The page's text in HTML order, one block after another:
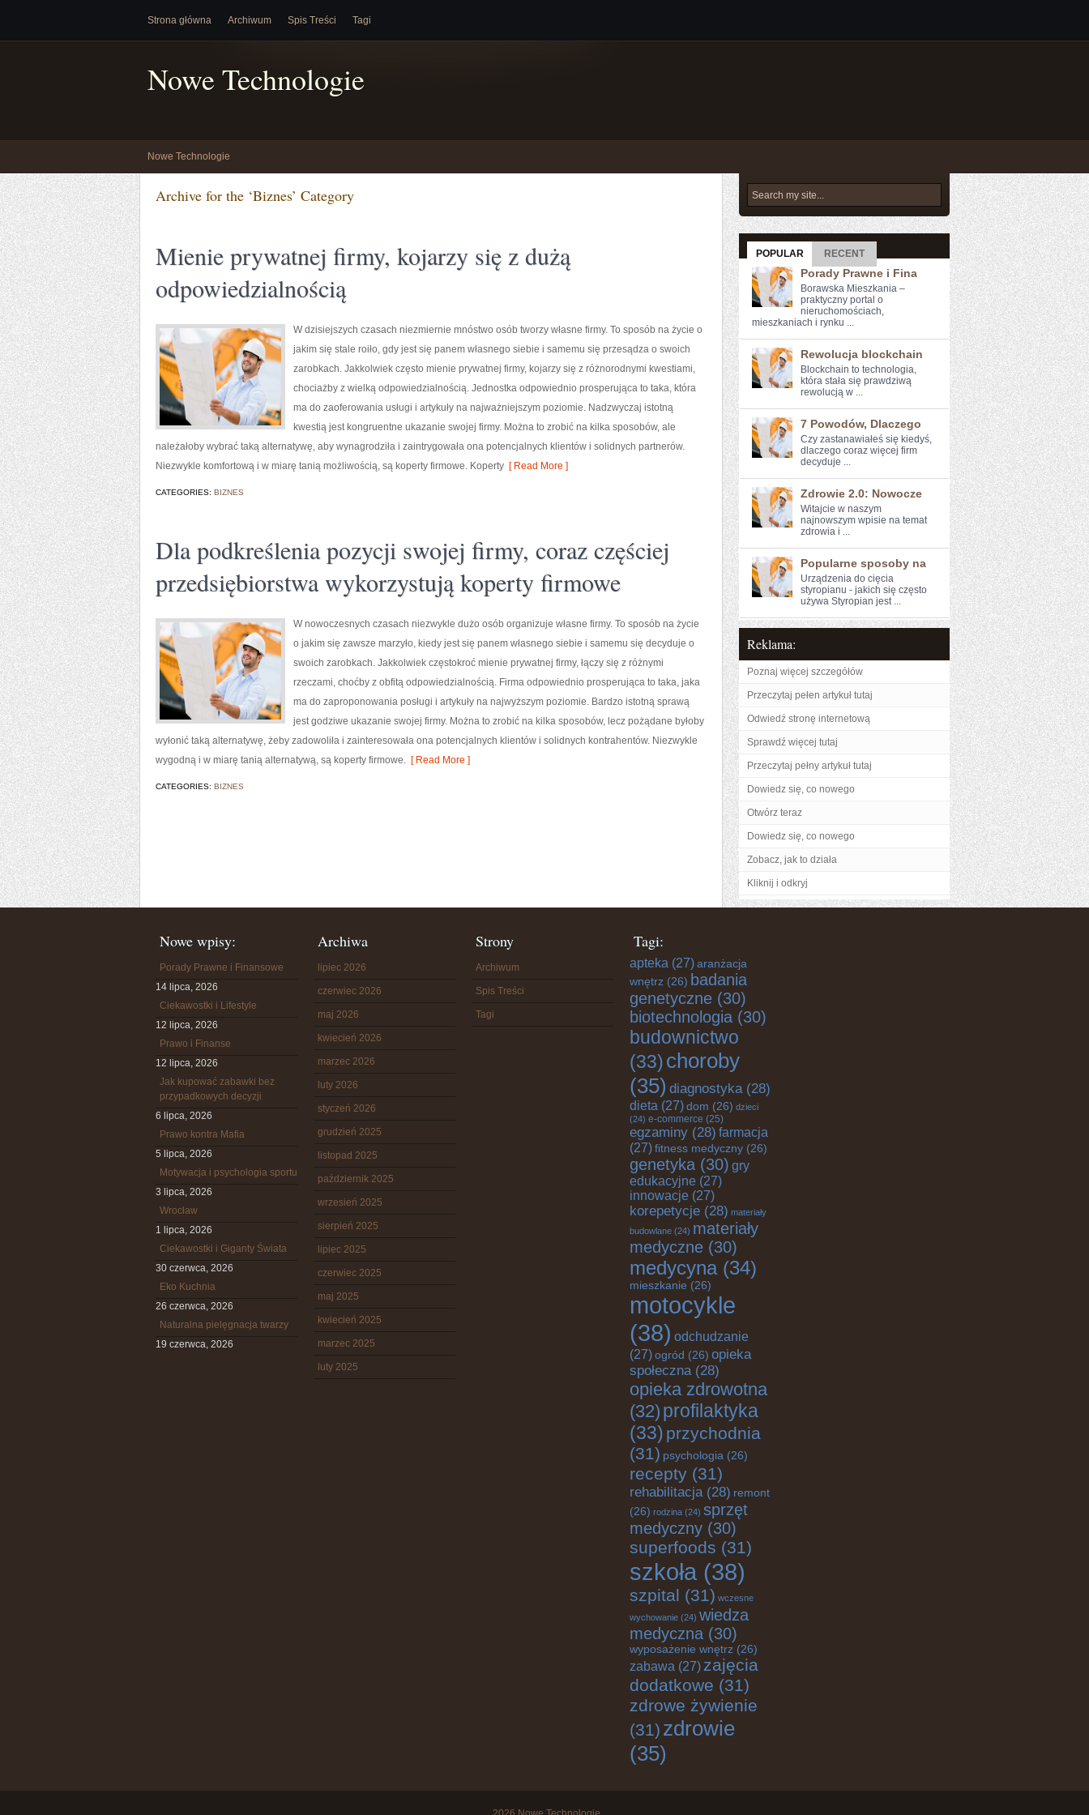
Strona główna Archiwum Spis Treści Tagi
Nowe Technologie
Nowe Technologie
Archive for the ‘Biznes’ Category
Mienie prywatnej firmy, kojarzy się z dużą
odpowiedzialnością
W dzisiejszych czasach niezmiernie mnóstwo osób tworzy własne firmy. To sposób na życie o
jakim się stale roiło, gdy jest się panem własnego siebie i samemu się przesądza o swoich
zarobkach. Jakkolwiek często mienie prywatnej firmy, kojarzy się z różnorodnymi kwestiami,
chociażby z wielką odpowiedzialnością. Jednostka odpowiednio prosperująca to taka, która
ma do zaoferowania usługi i artykuły na najważniejszym poziomie. Nadzwyczaj istotną
kwestią jest kongruentne ukazanie swojej firmy. Można to zrobić na kilka sposobów, ale
należałoby wybrać taką alternatywę, aby wynagrodziła i zaintrygowała ona potencjalnych klientów i solidnych partnerów.
Niezwykle komfortową i w miarę tanią możliwością, są koperty firmowe. Koperty [ Read More ]
CATEGORIES: BIZNES
Dla podkreślenia pozycji swojej firmy, coraz częściej
przedsiębiorstwa wykorzystują koperty firmowe
W nowoczesnych czasach niezwykle dużo osób organizuje własne firmy. To sposób na życie
o jakim się zawsze marzyło, kiedy jest się panem własnego siebie i samemu się decyduje o
swoich zarobkach. Jakkolwiek częstokroć mienie prywatnej firmy, łączy się z różnymi
rzeczami, choćby z obfitą odpowiedzialnością. Firma odpowiednio prosperująca to taka, jaka
ma do zaproponowania posługi i artykuły na najwyższym poziomie. Bardzo istotną sprawą
jest godziwe ukazanie swojej firmy. Można to zrobić na kilka sposobów, lecz pożądane byłoby
wyłonić taką alternatywę, żeby zadowoliła i zainteresowała ona potencjalnych klientów i solidnych kontrahentów. Niezwykle
wygodną i w miarę tanią alternatywą, są koperty firmowe. [ Read More ]
CATEGORIES: BIZNES
POPULAR RECENT
Porady Prawne i Fina
Borawska Mieszkania –
praktyczny portal o
nieruchomościach,
mieszkaniach i rynku ...
Rewolucja blockchain
Blockchain to⁢ technologia,
która stała się prawdziwą
rewolucją w ...
7 Powodów, Dlaczego
Czy zastanawiałeś się kiedyś,
dlaczego coraz więcej firm
decyduje ...
Zdrowie 2.0: Nowocze
Witajcie w naszym
⁢najnowszym wpisie na temat
zdrowia ​i ...
Popularne sposoby na
Urządzenia do cięcia
styropianu - jakich się często
używa Styropian jest ...
Reklama:
Poznaj więcej szczegółów
Przeczytaj pełen artykuł tutaj
Odwiedź stronę internetową
Sprawdź więcej tutaj
Przeczytaj pełny artykuł tutaj
Dowiedz się, co nowego
Otwórz teraz
Dowiedz się, co nowego
Zobacz, jak to działa
Kliknij i odkryj
Nowe wpisy:
Porady Prawne i Finansowe
14 lipca, 2026
Ciekawostki i Lifestyle
12 lipca, 2026
Prawo i Finanse
12 lipca, 2026
Jak kupować zabawki bez
przypadkowych decyzji
6 lipca, 2026
Prawo kontra Mafia
5 lipca, 2026
Motywacja i psychologia sportu
3 lipca, 2026
Wrocław
1 lipca, 2026
Ciekawostki i Giganty Świata
30 czerwca, 2026
Eko Kuchnia
26 czerwca, 2026
Naturalna pielęgnacja twarzy
19 czerwca, 2026
Archiwa
lipiec 2026
czerwiec 2026
maj 2026
kwiecień 2026
marzec 2026
luty 2026
styczeń 2026
grudzień 2025
listopad 2025
październik 2025
wrzesień 2025
sierpień 2025
lipiec 2025
czerwiec 2025
maj 2025
kwiecień 2025
marzec 2025
luty 2025
Strony
Archiwum
Spis Treści
Tagi
Tagi:
apteka (27) aranżacja
wnętrz (26) badania
genetyczne (30)
biotechnologia (30)
budownictwo
(33)choroby
(35) diagnostyka(28)
dieta (27) dom (26) dzieci
(24) e-commerce (25)
egzaminy (28) farmacja
(27) fitness medyczny (26)
genetyka (30) gry
edukacyjne (27)
innowacje (27)
korepetycje (28) materiały
budowlane (24) materiały
medyczne (30)
medycyna(34)
mieszkanie (26)
motocykle
(38) odchudzanie
(27) ogród (26) opieka
społeczna(28)
opieka zdrowotna
(32) profilaktyka
(33) przychodnia
(31) psychologia (26)
recepty (31)
rehabilitacja(28) remont
(26) rodzina (24) sprzęt
medyczny (30)
superfoods (31)
szkoła (38)
szpital (31) wczesne
wychowanie (24) wiedza
medyczna (30)
wyposażenie wnętrz (26)
zabawa (27)zajęcia
dodatkowe (31)
zdrowe żywienie
(31) zdrowie
(35)